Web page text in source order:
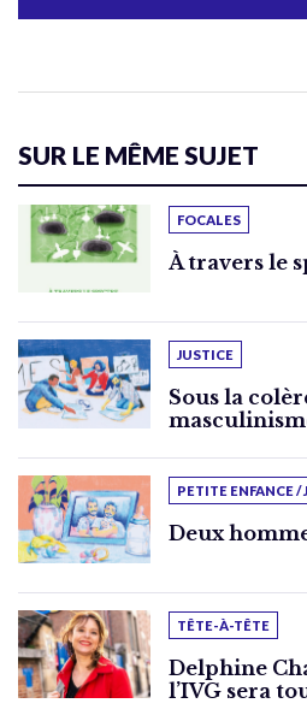
SUR LE MÊME SUJET
FOCALES
À travers le
JUSTICE
Sous la
PETITE ENFANCE /
Deux
TÊTE-À-TÊTE
Delphine
l’IVG sera